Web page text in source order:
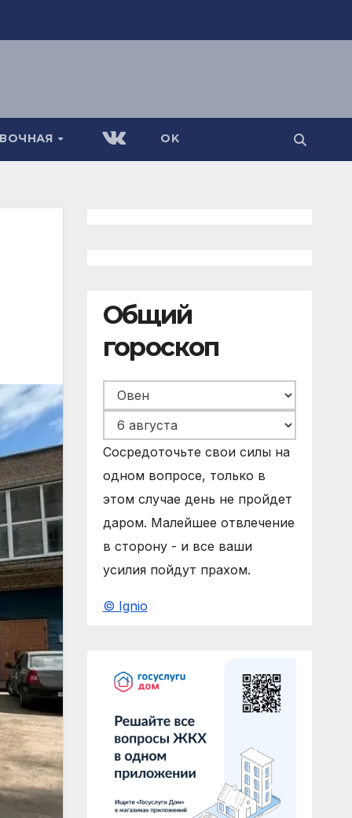
OK
Общий
гороскоп
Сосредоточьте свои силы на
одном вопросе, только в
этом случае день не пройдет
даром. Малейшее отвлечение
в сторону - и все ваши
усилия пойдут прахом.
© Ignio